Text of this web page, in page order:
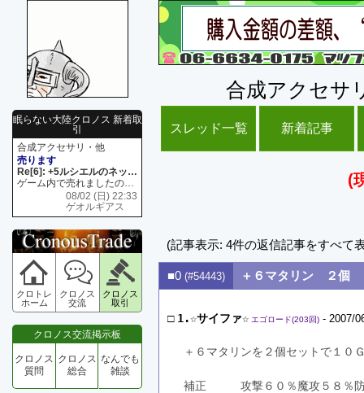
眠らない大陸クロノス 新着取
引
合成アクセサリ・他
売ります
Re[6]: +5ルシエルのネックレス
ゲーム内で売れましたので 在庫がネク1 リング4 となります リングのお値段は80G といたします
08/02 (日) 22:33
ゲオルギアス
クロトレ
ホーム
クロノス
交流
クロノス
取引
クロノス交流掲示板
クロノス
質問
クロノス
総合
なんでも
雑談
合成アクセサ
スレッド一覧 新着記事
(
(記事表示: 4件の返信記事をすべて
■0 (#54443) ＋６マタリン ２個
□ 1.☆サイファ☆ エゴロード(203回) - 2007/
＋６マタリンを２個セットで１０
補正　　　攻撃６０％魔攻５８％